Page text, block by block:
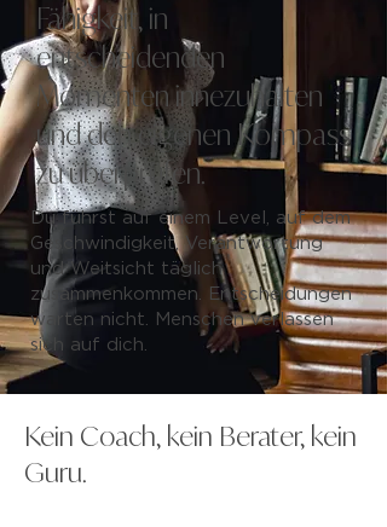
Fähigkeit, in
entscheidenden
Momenten innezuhalten
und den eigenen Kompass
zu überprüfen.
Du führst auf einem Level, auf dem
Geschwindigkeit, Verantwortung
und Weitsicht täglich
zusammenkommen. Entscheidungen
warten nicht. Menschen verlassen
sich auf dich.
Kein Coach, kein Berater, kein
Guru.